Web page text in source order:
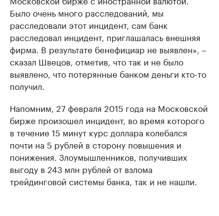
Было очень много расследований, мы
расследовали этот инцидент, сам банк
расследовал инцидент, приглашалась внешняя
фирма. В результате бенефициар не выявлен», –
сказал Швецов, отметив, что так и не было
выявлено, что потерянные банком деньги кто-то
получил.
Напомним, 27 февраля 2015 года на Московской
бирже произошел инцидент, во время которого
в течение 15 минут курс доллара колебался
почти на 5 рублей в сторону повышения и
понижения. Злоумышленников, получивших
выгоду в 243 млн рублей от взлома
трейдинговой системы банка, так и не нашли.